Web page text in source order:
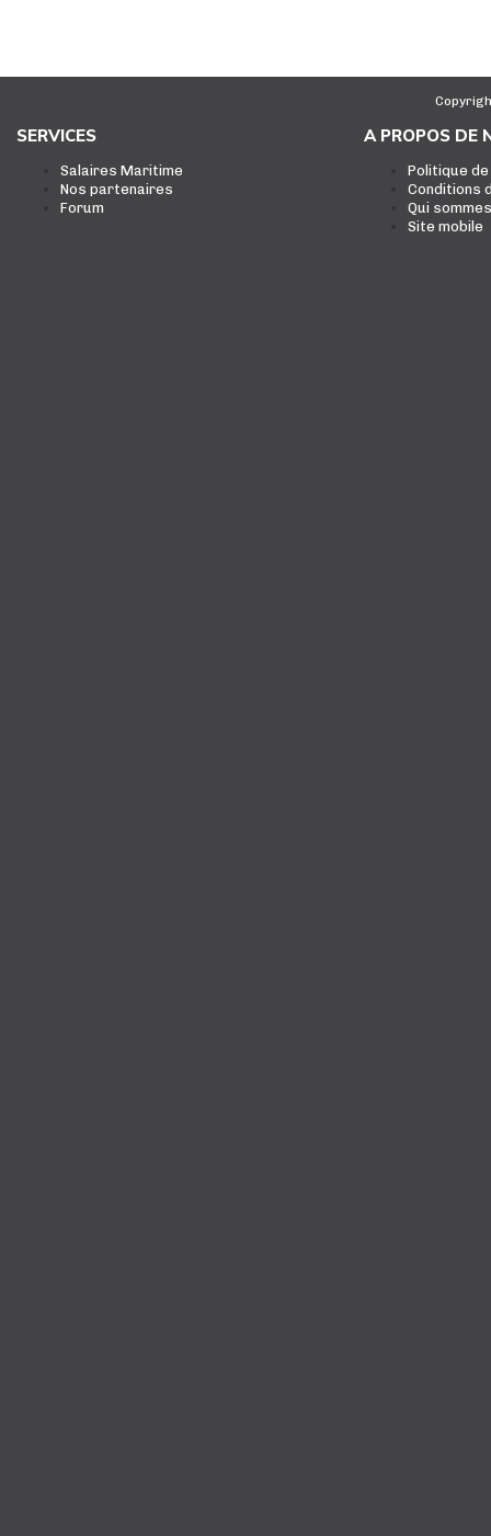
SERVICES
Salaires Maritime
Nos partenaires
Forum
A PROPOS DE
Politique
Conditions
Qui
Site mobile